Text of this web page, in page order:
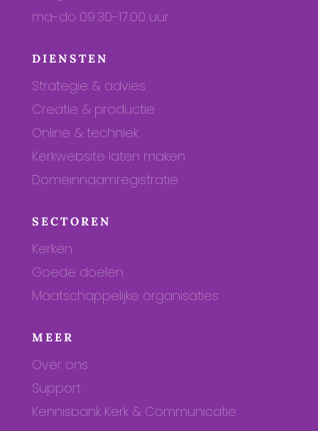
ma-do 09.30-17.00 uur
DIENSTEN
Strategie & advies
Creatie & productie
Online & techniek
Kerkwebsite laten maken
Domeinnaamregistratie
SECTOREN
Kerken
Goede doelen
Maatschappelijke organisaties
MEER
Over ons
Support
Kennisbank Kerk & Communicatie